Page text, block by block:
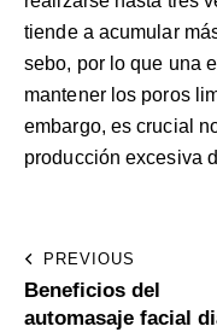
tiende a acumular
sebo, por lo que una
mantener los poros
embargo, es crucial
producción excesiva
PREVIOUS
Beneficios del
automasaje facial